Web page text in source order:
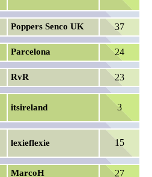
Poppers Senco UK 37
Parcelona 24
RvR 23
itsireland 3
lexieflexie 15
MarcoH 27